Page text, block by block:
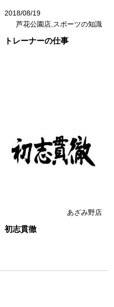
2018/08/19
芦花公園店,スポーツの知識
トレーナーの仕事
あざみ野店
初志貫徹